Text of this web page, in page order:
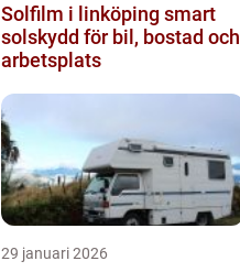
Solfilm i linköping smart
solskydd för bil, bostad och
arbetsplats
29 januari 2026